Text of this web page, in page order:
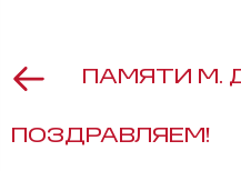
ПАМЯТИ М.
ПОЗДРАВЛЯЕМ!